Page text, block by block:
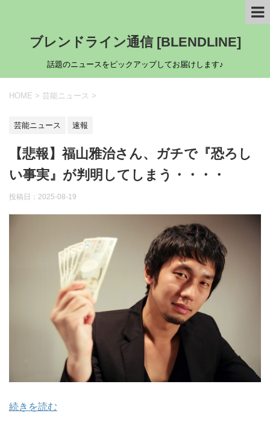
ブレンドライン通信 [BLENDLINE]
話題のニュースをピックアップしてお届けします♪
HOME > 芸能ニュース >
芸能ニュース 速報
【悲報】福山雅治さん、ガチで『恐ろし
い事実』が判明してしまう・・・・
投稿日： 2025-08-19
続きを読む